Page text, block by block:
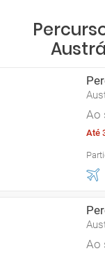
Ao
Até
Ao